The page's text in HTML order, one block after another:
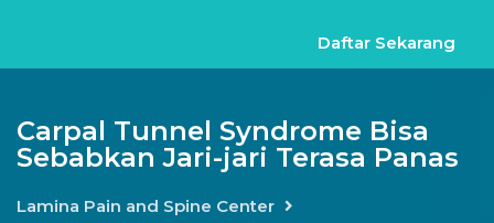
Daftar Sekarang
Carpal Tunnel Syndrome Bisa
Sebabkan Jari-jari Terasa Panas
Lamina Pain and Spine Center